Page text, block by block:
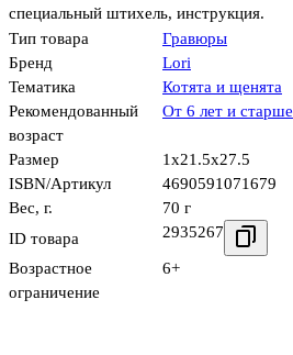
специальный штихель, инструкция.
Тип товара
Гравюры
Бренд
Lori
Тематика
Котята и щенята
Рекомендованный
возраст
От 6 лет и старше
Размер
1x21.5x27.5
ISBN/Артикул
4690591071679
Вес, г.
70 г
ID товара
2935267
Возрастное
ограничение
6+